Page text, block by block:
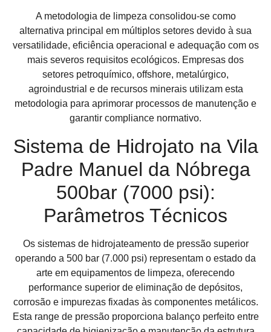
A metodologia de limpeza consolidou-se como
alternativa principal em múltiplos setores devido à sua
versatilidade, eficiência operacional e adequação com os
mais severos requisitos ecológicos. Empresas dos
setores petroquímico, offshore, metalúrgico,
agroindustrial e de recursos minerais utilizam esta
metodologia para aprimorar processos de manutenção e
garantir compliance normativo.
Sistema de Hidrojato na Vila
Padre Manuel da Nóbrega
500bar (7000 psi):
Parâmetros Técnicos
Os sistemas de hidrojateamento de pressão superior
operando a 500 bar (7.000 psi) representam o estado da
arte em equipamentos de limpeza, oferecendo
performance superior de eliminação de depósitos,
corrosão e impurezas fixadas às componentes metálicos.
Esta range de pressão proporciona balanço perfeito entre